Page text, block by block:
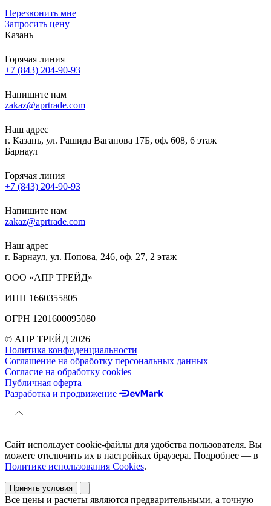
Перезвонить мне
Запросить цену
Казань
Горячая линия
+7 (843) 204-90-93
Напишите нам
zakaz@aprtrade.com
Наш адрес
г. Казань, ул. Рашида Вагапова 17Б, оф. 608, 6 этаж
Барнаул
Горячая линия
+7 (843) 204-90-93
Напишите нам
zakaz@aprtrade.com
Наш адрес
г. Барнаул, ул. Попова, 246, оф. 27, 2 этаж
ООО «АПР ТРЕЙД»
ИНН 1660355805
ОГРН 1201600095080
© АПР ТРЕЙД 2026
Политика конфиденциальности
Соглашение на обработку персональных данных
Согласие на обработку cookies
Публичная оферта
Разработка и продвижение
Сайт использует cookie-файлы для удобства пользователя. Вы
можете отключить их в настройках браузера. Подробнее — в
Политике использования Cookies.
Принять условия
Все цены и расчеты являются предварительными, а точную